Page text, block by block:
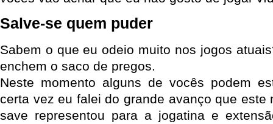
Salve-se quem puder
Sabem o que eu odeio muito nos jogos
enchem o saco de pregos.
Neste momento alguns de vocês podem
certa vez eu falei do grande avanço que este
save representou para a jogatina e